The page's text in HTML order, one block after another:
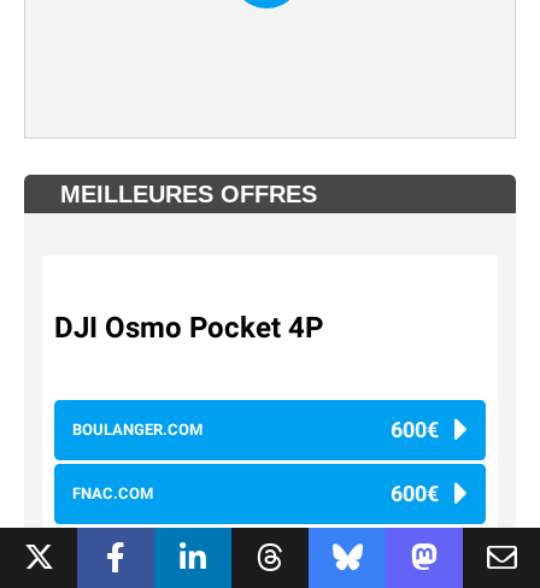
MEILLEURES OFFRES
DJI Osmo Pocket 4P
BOULANGER.COM 600€
FNAC.COM 600€